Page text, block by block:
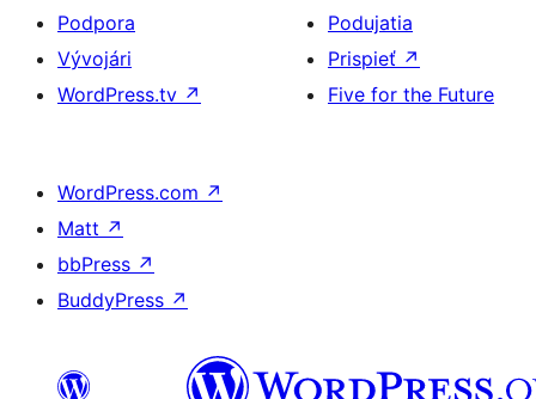
Podpora
Vývojári
WordPress.tv ↗
Podujatia
Prispieť ↗
Five for the Future
WordPress.com ↗
Matt ↗
bbPress ↗
BuddyPress ↗